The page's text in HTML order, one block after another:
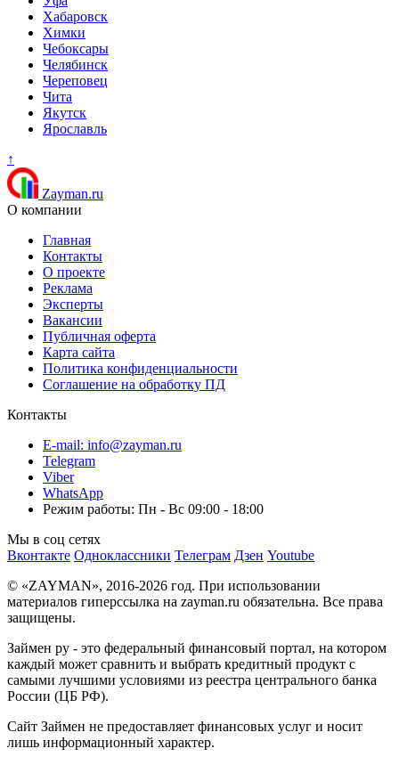
Хабаровск
Химки
Чебоксары
Челябинск
Череповец
Чита
Якутск
Ярославль
↑
Zayman.ru
О компании
Главная
Контакты
О проекте
Реклама
Эксперты
Вакансии
Публичная оферта
Карта сайта
Политика конфиденциальности
Соглашение на обработку ПД
Контакты
E-mail: info@zayman.ru
Telegram
Viber
WhatsApp
Режим работы: Пн - Вс 09:00 - 18:00
Мы в соц сетях
Вконтакте Одноклассники Телеграм Дзен Youtube
© «ZAYMAN», 2016-2026 год. При использовании
материалов гиперссылка на zayman.ru обязательна. Все права
защищены.
Займен ру - это федеральный финансовый портал, на котором
каждый может сравнить и выбрать кредитный продукт с
самыми лучшими условиями из реестра центрального банка
России (ЦБ РФ).
Сайт Займен не предоставляет финансовых услуг и носит
лишь информационный характер.